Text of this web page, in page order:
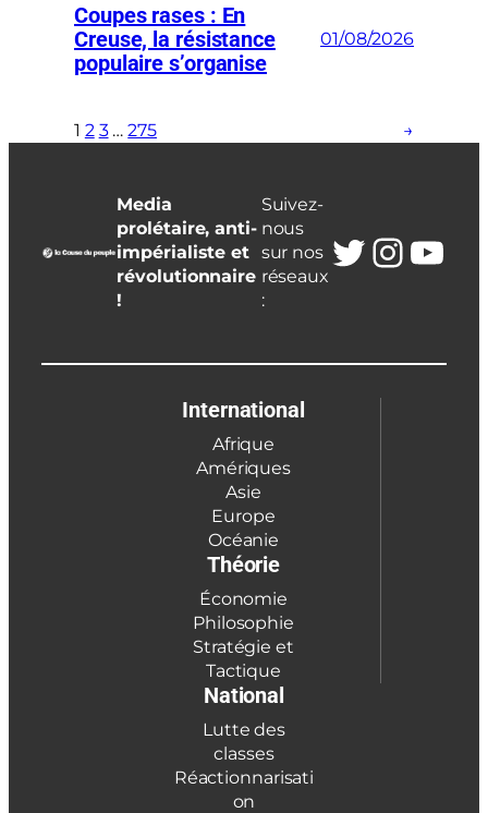
Coupes rases : En
Creuse, la résistance
populaire s’organise
01/08/2026
1 2 3 … 275 →
Media
prolétaire, anti-
impérialiste et
révolutionnaire
!
Suivez-
nous
sur nos
réseaux
:
Twitter
International
Afrique
Amériques
Asie
Europe
Océanie
Théorie
Économie
Philosophie
Stratégie et
Tactique
National
Lutte des
classes
Réactionnarisati
on